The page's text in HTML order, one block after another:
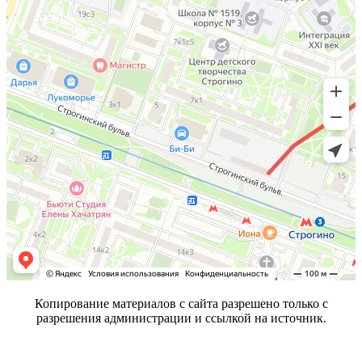
Копирование материалов с сайта разрешено только с
разрешения администрации и ссылкой на источник.